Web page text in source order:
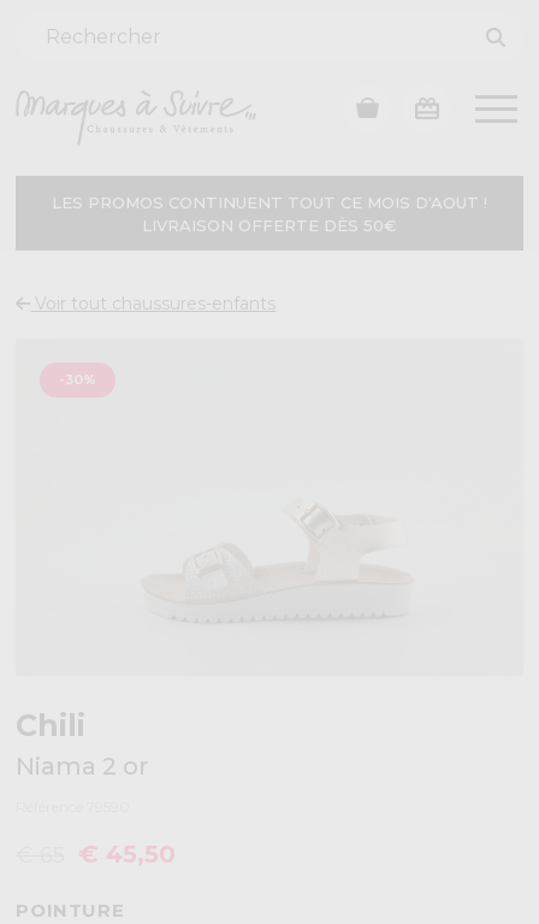
LES PROMOS CONTINUENT TOUT CE MOIS D'AOUT !
LIVRAISON OFFERTE DÈS 50€
Voir tout chaussures-enfants
-30%
Chili
Niama 2 or
€ 45,50
POINTURE